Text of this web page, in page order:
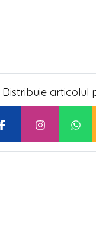
Distribuie articolul